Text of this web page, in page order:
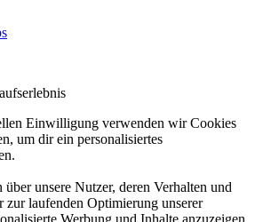
Einwilligung verwenden wir Cookies
um dir ein personalisiertes
unsere Nutzer, deren Verhalten und
zur laufenden Optimierung unserer